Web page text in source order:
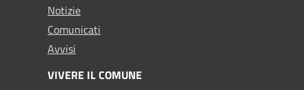
Notizie
Comunicati
Avvisi
VIVERE IL COMUNE